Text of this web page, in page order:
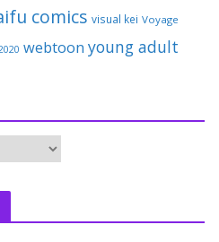
comics visual kei Voyage
webtoon young adult